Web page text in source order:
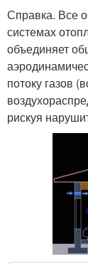
Справка. Все
системах
объединяет
потоку газов
рискуя